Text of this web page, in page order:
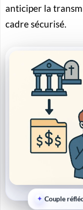
anticiper la
cadre sécurisé.
Couple